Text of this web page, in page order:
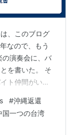
、このブログ
なので、もう
の演奏会に、バ
を書いた。 そ
ト仲間がいた
７月中旬から
っぱいくらい
休業の前後は
#沖縄返還
国一つの台湾